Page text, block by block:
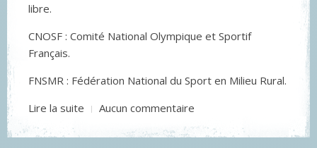
libre.
CNOSF : Comité National Olympique et Sportif
Français.
FNSMR : Fédération National du Sport en Milieu Rural.
Lire la suite
Aucun commentaire